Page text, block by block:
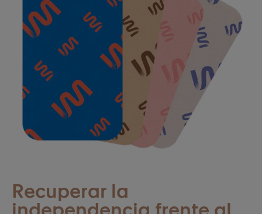
Recuperar la
independencia frente al